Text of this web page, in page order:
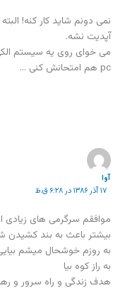
نمی دونم شاید کار کنه!
آپدیت نشه.
pc هم امتحانش کنی …
آوا
۱۷ آذر ۱۳۸۶ در ۶:۲۸ ق.ظ
موافقم سرگرمی های
بیشتر باعث به بند
به روزم خوشحال میشم
به راز کوه بیا
هدف زندگی و راه سرور و